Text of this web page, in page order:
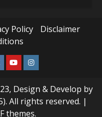
Policy
Disclaimer
YoutubeInstagram
Design & Develop by
All rights reserved. |
themes.